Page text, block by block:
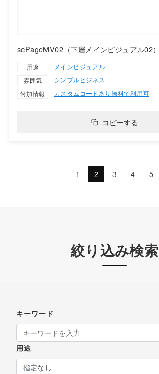
scPageMV02（下層メインビジュアル02）
用途
メインビジュアル
雰囲気
シンプルビジネス
付加情報
カスタムコードあり 無料で利用可
コピーする
1 2 3 4 5
絞り込み検索
キーワード
用途